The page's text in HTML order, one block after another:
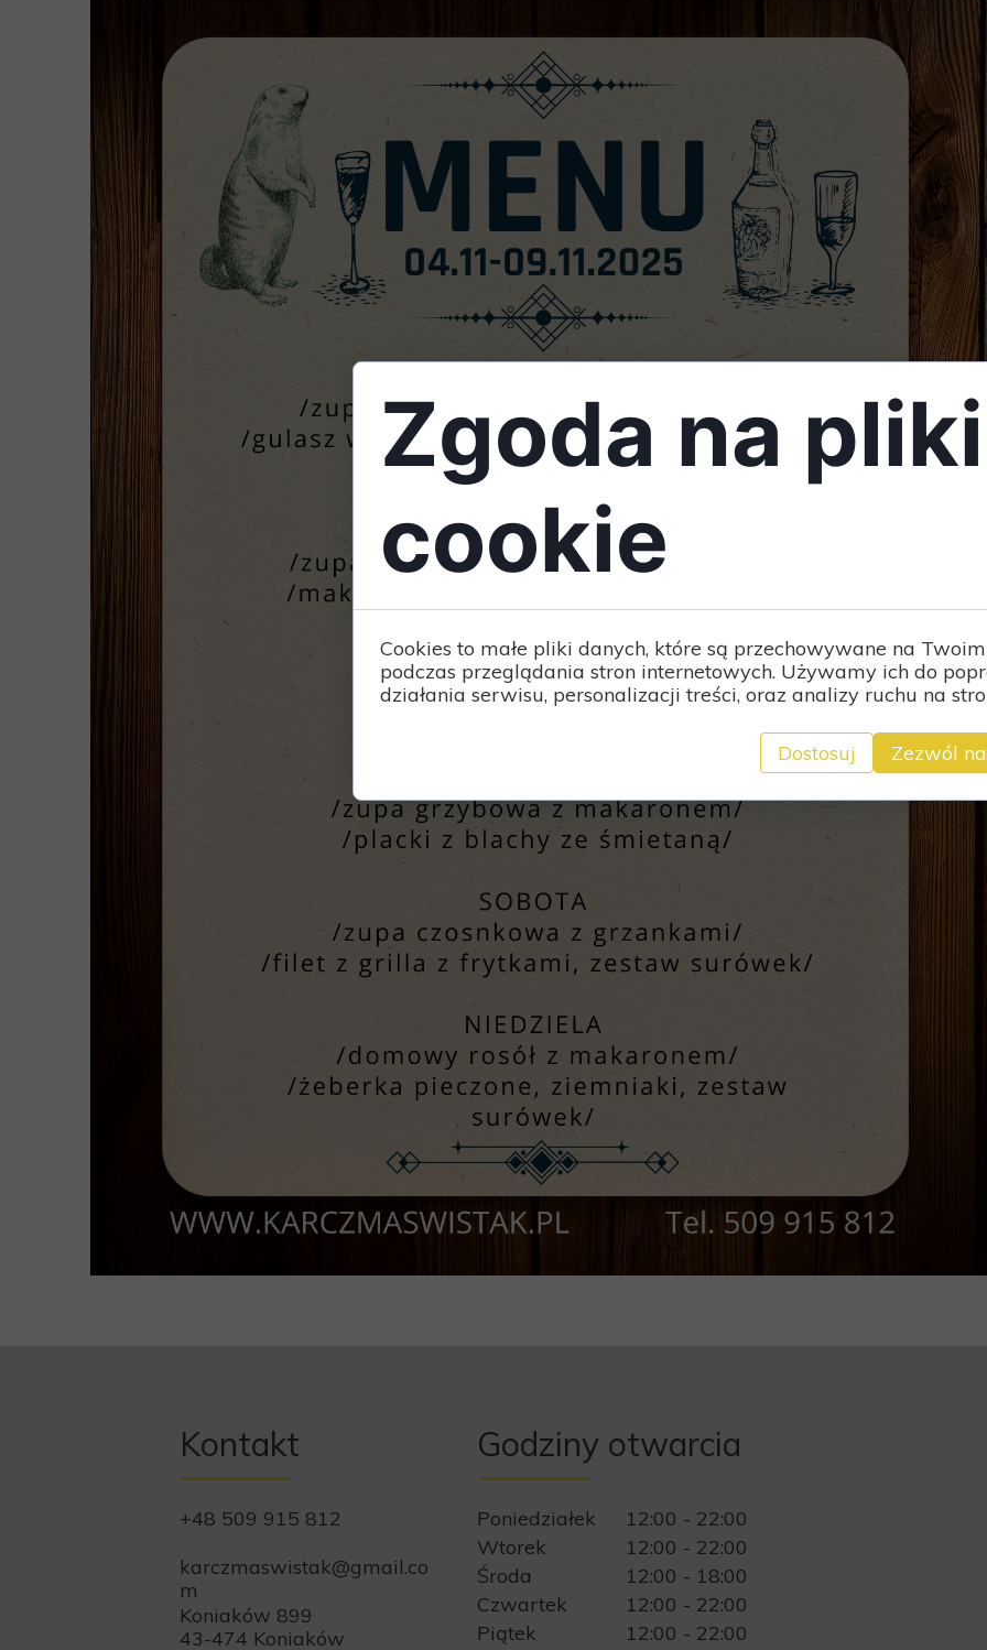
Kontakt
+48 509 915 812
karczmaswistak@gmail.co
m
Koniaków 899
43-474 Koniaków
Godziny otwarcia
Poniedziałek
Wtorek
Środa
Czwartek
Piątek
12:00 - 22:00
12:00 - 22:00
12:00 - 18:00
12:00 - 22:00
12:00 - 22:00
Zgoda na pliki
cookie
Cookies to małe pliki danych, które są przechowywane na
podczas przeglądania stron internetowych. Używamy ich do
działania serwisu, personalizacji treści, oraz analizy ruchu na
Dostosuj Zezwól